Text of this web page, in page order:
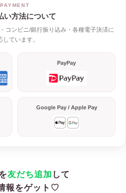
い方法について
コンビニ/銀行振り込み・各種電子決済に
しています。
PayPay
Google Pay / Apple Pay
友だち追加 して
報をゲット♡